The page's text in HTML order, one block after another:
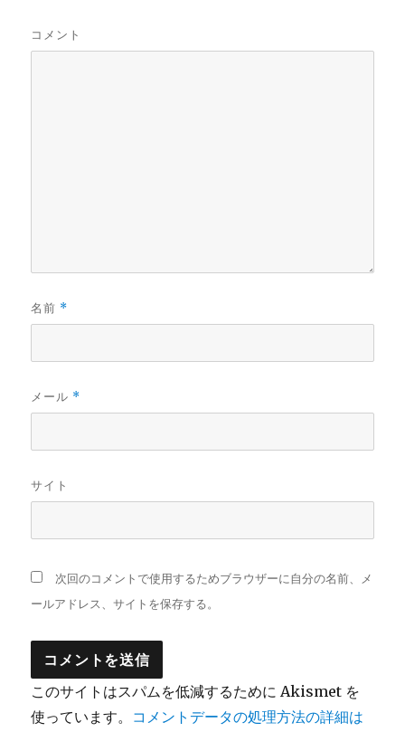
コメント
名前 *
メール *
サイト
次回のコメントで使用するためブラウザーに自分の名前、メ
ールアドレス、サイトを保存する。
このサイトはスパムを低減するために Akismet を
使っています。 コメントデータの処理方法の詳細は